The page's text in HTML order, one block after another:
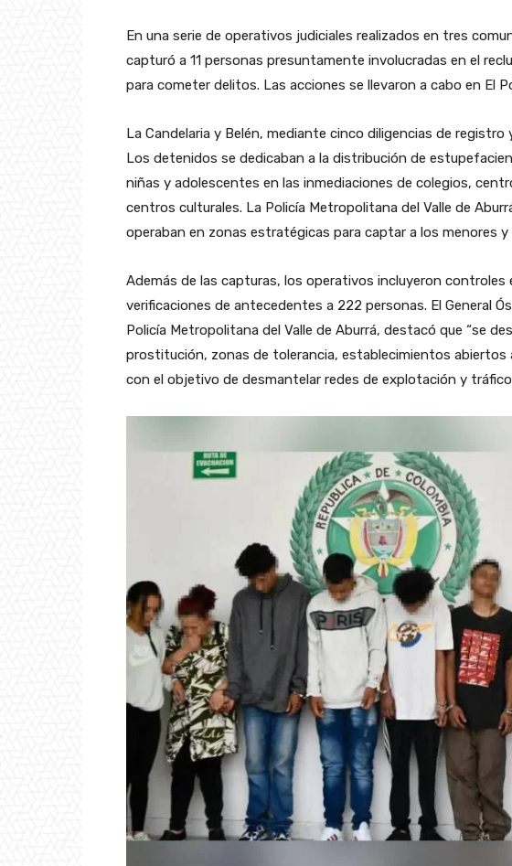
En una serie de operativos judiciales realizados en tres
capturó a 11 personas presuntamente involucradas en el
para cometer delitos. Las acciones se llevaron a cabo en El
La Candelaria y Belén, mediante cinco diligencias de registro
Los detenidos se dedicaban a la distribución de
niñas y adolescentes en las inmediaciones de colegios,
centros culturales. La Policía Metropolitana del Valle de
operaban en zonas estratégicas para captar a los menores
Además de las capturas, los operativos incluyeron
verificaciones de antecedentes a 222 personas. El General
Policía Metropolitana del Valle de Aburrá, destacó que “se
prostitución, zonas de tolerancia, establecimientos abiertos
con el objetivo de desmantelar redes de explotación y